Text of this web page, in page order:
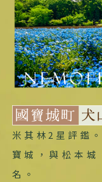
米其林2星評鑑
寶城，與松本
名。